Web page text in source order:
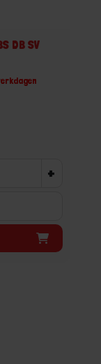
DB SV
+